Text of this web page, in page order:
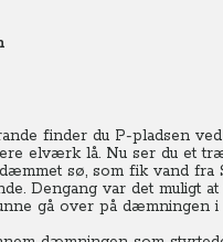
finder du P-pladsen
elværk lå. Nu ser du et
sø, som fik vand
Dengang var det muligt
gå over på dæmningen